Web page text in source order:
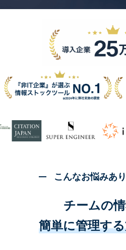
こんなお悩みあ
チームの情
簡単に管理す